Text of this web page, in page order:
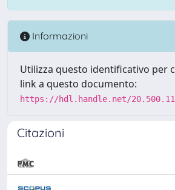
Informazioni
Utilizza questo identificativo per
link a questo documento:
https://hdl.handle.net/
Citazioni